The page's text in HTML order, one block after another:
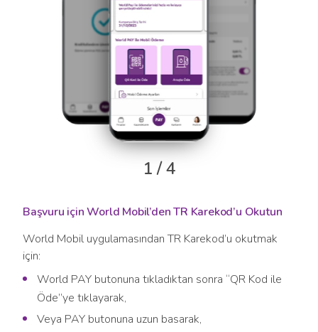
1 / 4
Başvuru için World Mobil’den TR Karekod’u Okutun
World Mobil uygulamasından TR Karekod’u okutmak
için:
World PAY butonuna tıkladıktan sonra “QR Kod ile
Öde”ye tıklayarak,
Veya PAY butonuna uzun basarak,